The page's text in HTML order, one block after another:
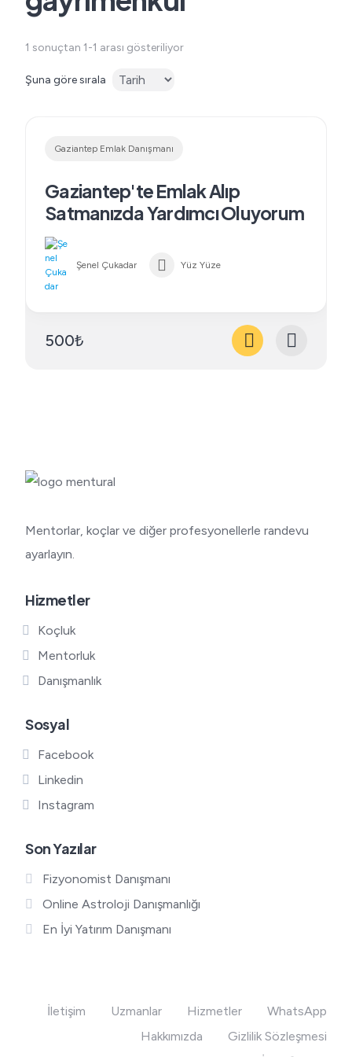
1 sonuçtan 1-1 arası gösteriliyor
Şuna göre sırala
Gaziantep Emlak Danışmanı
Gaziantep'te Emlak Alıp
Satmanızda Yardımcı Oluyorum
Şenel Çukadar Yüz Yüze
500₺
Mentorlar, koçlar ve diğer profesyonellerle randevu
ayarlayın.
Hizmetler
Koçluk
Mentorluk
Danışmanlık
Sosyal
Facebook
Linkedin
Instagram
Son Yazılar
Fizyonomist Danışmanı
Online Astroloji Danışmanlığı
En İyi Yatırım Danışmanı
İletişim Uzmanlar Hizmetler
WhatsApp
Hakkımızda
Gizlilik Sözleşmesi